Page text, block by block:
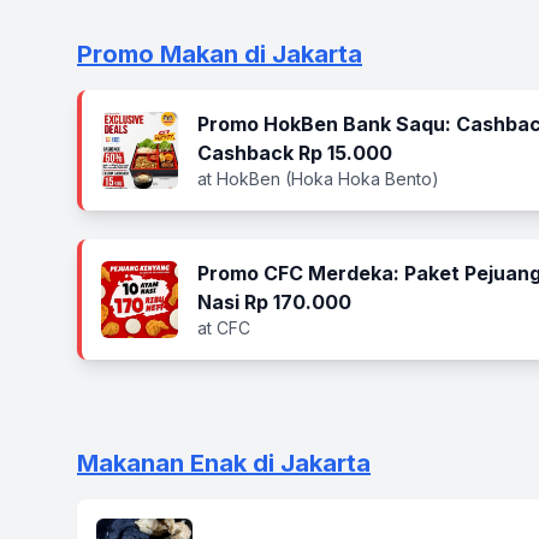
Promo Makan di Jakarta
Promo HokBen Bank Saqu:
Cashback Rp 15.000
at HokBen (Hoka Hoka Bento)
Promo CFC Merdeka: Paket
Nasi Rp 170.000
at CFC
Makanan Enak di Jakarta